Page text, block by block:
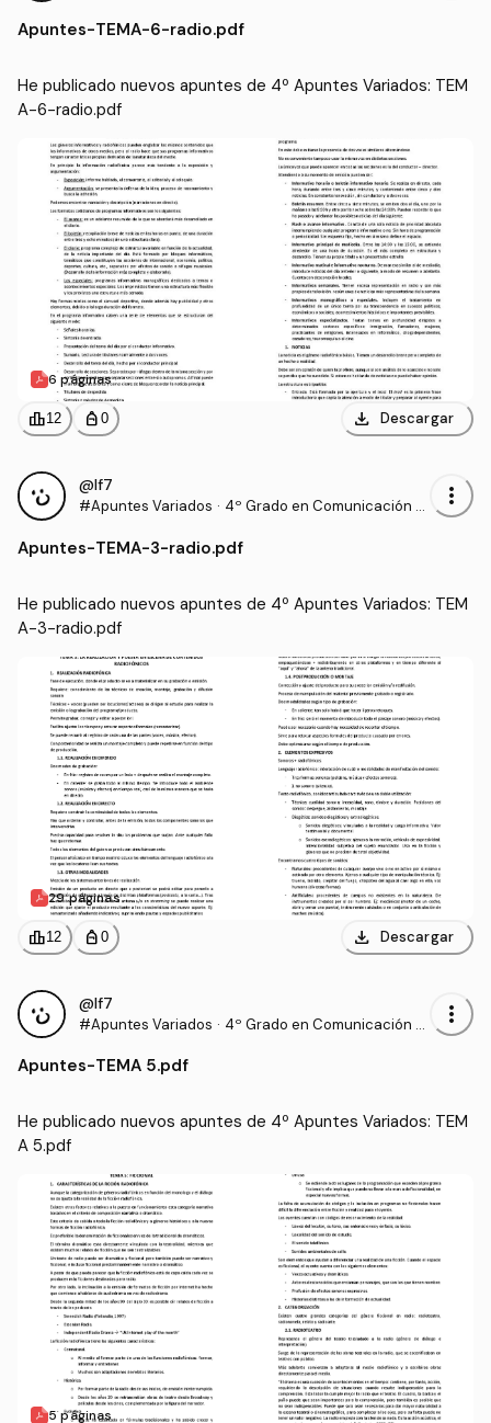
Apuntes-TEMA-6-radio.pdf
He publicado nuevos apuntes de 4º Apuntes Variados: TEM
A-6-radio.pdf
6 páginas
leaderboard12 personal_bag 0 download Descargar
@lf7
#Apuntes Variados · 4º Grado en Comunicación A
more_vert
Apuntes-TEMA-3-radio.pdf
He publicado nuevos apuntes de 4º Apuntes Variados: TEM
A-3-radio.pdf
29 páginas
leaderboard12 personal_bag 0 download Descargar
@lf7
#Apuntes Variados · 4º Grado en Comunicación A
more_vert
Apuntes-TEMA 5.pdf
He publicado nuevos apuntes de 4º Apuntes Variados: TEM
A 5.pdf
5 páginas